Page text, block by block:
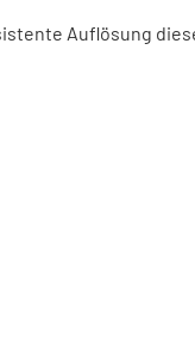
Auflösung